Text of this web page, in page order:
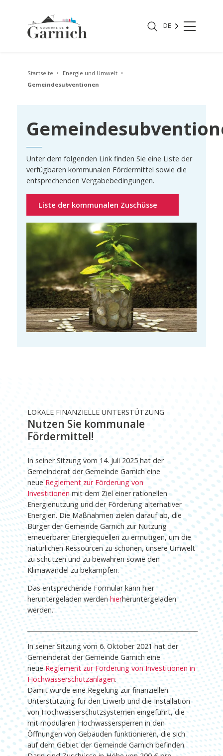
DE
Startseite
Energie und Umwelt
Gemeindesubventionen
Unter dem folgenden Link finden Sie eine Liste der
verfügbaren kommunalen Fördermittel sowie die
entsprechenden Vergabebedingungen.
Liste der kommunalen Zuschüsse
Nutzen Sie kommunale
Fördermittel!
LOKALE FINANZIELLE UNTERSTÜTZUNG
In seiner Sitzung vom 14. Juli 2025 hat der
Gemeinderat der Gemeinde Garnich eine
neue Reglement zur Förderung von
Investitionenmit dem Ziel einer rationellen
Energienutzung und der Förderung alternativer
Energien. Die Maßnahmen zielen darauf ab, die
Bürger der Gemeinde Garnich zur Nutzung
erneuerbarer Energiequellen zu ermutigen, um die
natürlichen Ressourcen zu schonen, unsere Umwelt
zu schützen und zu bewahren sowie den
Klimawandel zu bekämpfen.
Das entsprechende Formular kann hier
heruntergeladen werdenhierheruntergeladen
werden.
_________________________________________________________
In seiner Sitzung vom 6. Oktober 2021 hat der
Gemeinderat der Gemeinde Garnich eine
neueReglement zur Förderung von Investitionen in
Hochwasserschutzanlagen.
Damit wurde eine Regelung zur finanziellen
Unterstützung für den Erwerb und die Installation
von Hochwasserschutzsystemen eingeführt, die
mit modularen Hochwassersperren in den
Öffnungen von Gebäuden funktionieren, die sich
auf dem Gebiet der Gemeinde Garnich befinden.